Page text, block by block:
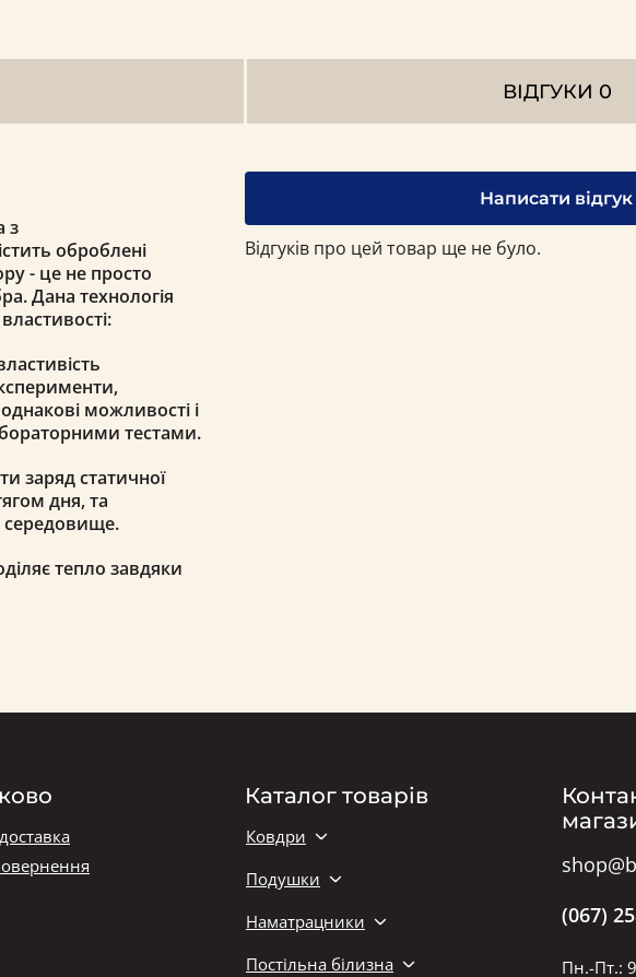
ВІДГУКИ 0
з
оброблені
- це не просто
Дана технологія
можливості і
тестами.
заряд статичної
дня, та
середовище.
тепло завдяки
Написати відгук
Відгуків про цей товар ще не було.
Каталог товарів
Ковдри
Подушки
Наматрацники
Постільна білизна
(067)
Пн.-Пт.: